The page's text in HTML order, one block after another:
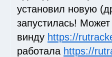
установил новую
запустилась!
винду https://
работала https://